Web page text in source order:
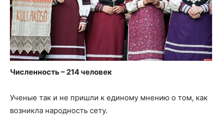
Численность – 214 человек
Ученые так и не пришли к единому мнению о том, как
возникла народность сету.